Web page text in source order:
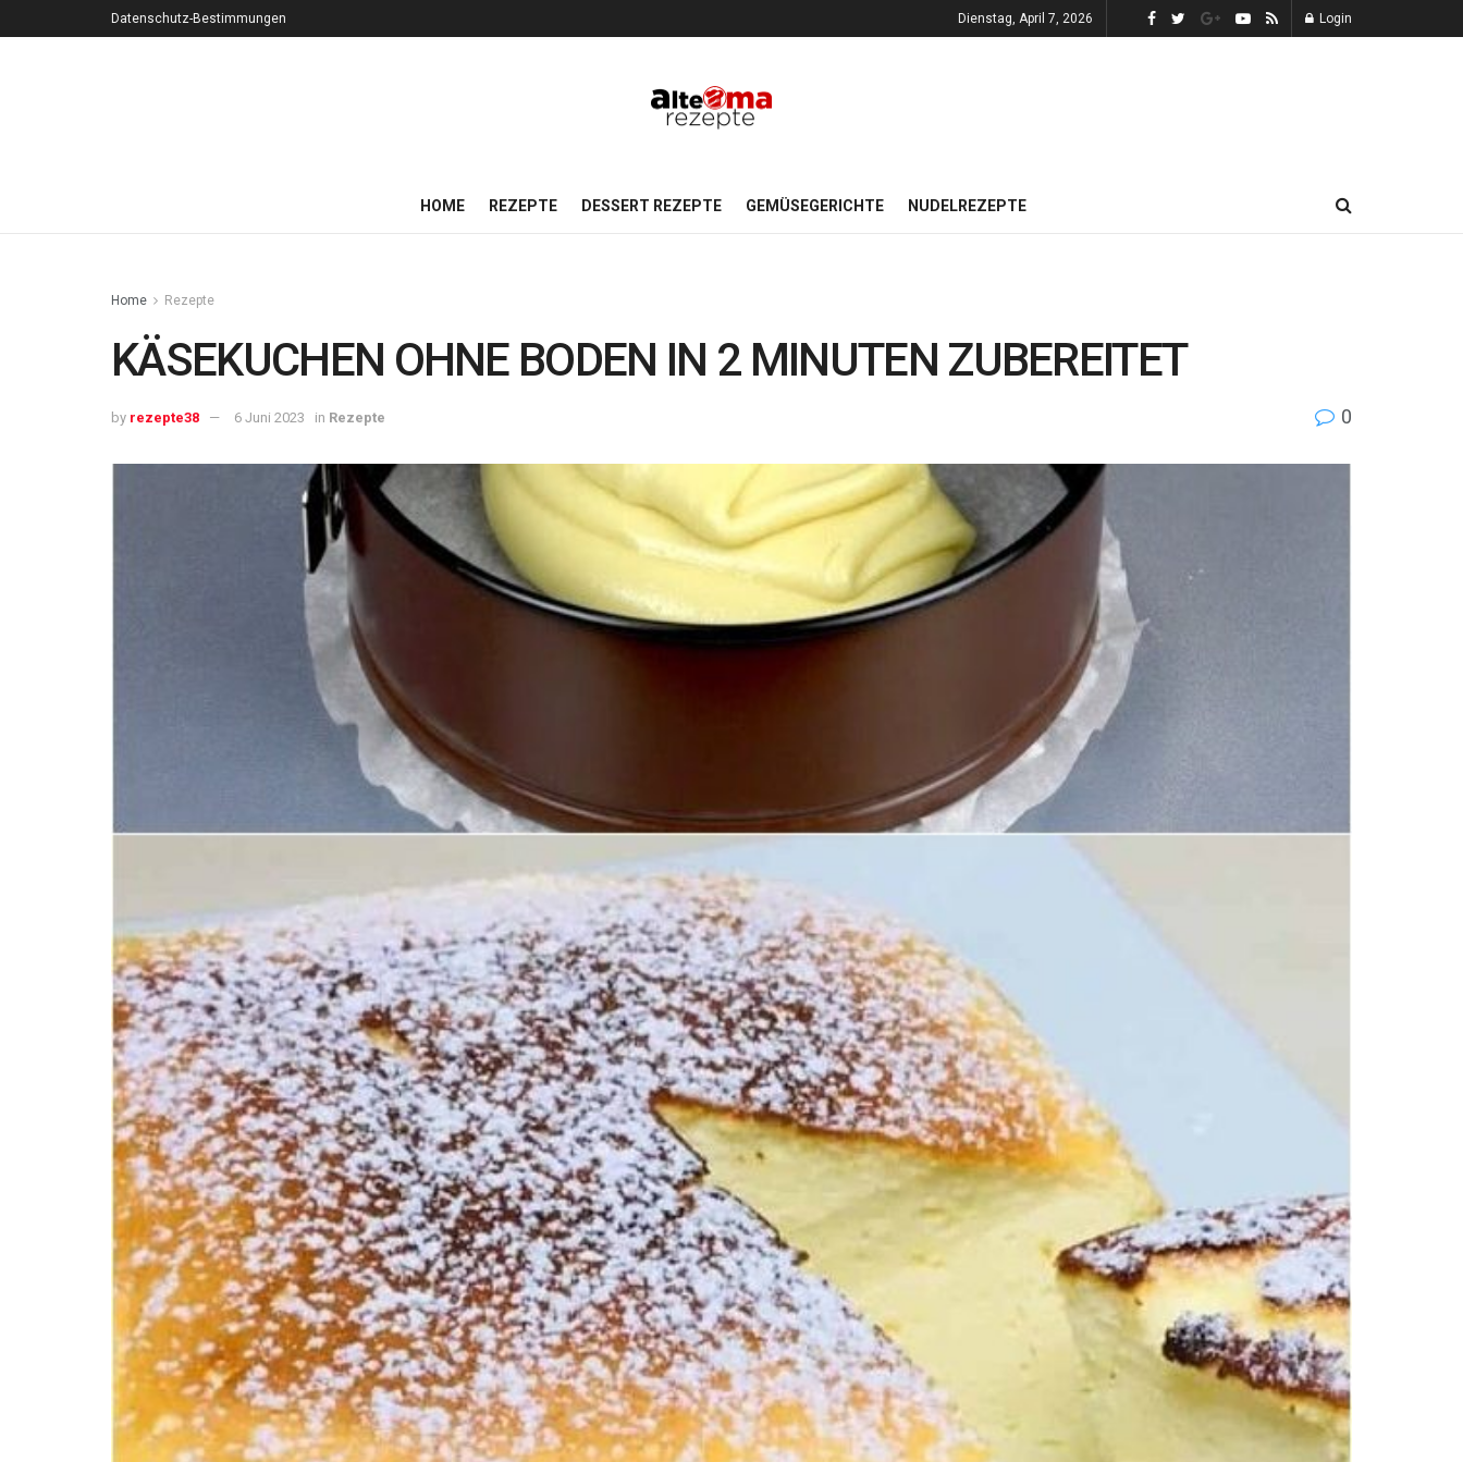
Datenschutz-Bestimmungen Dienstag, April 7, 2026 Login
HOME REZEPTE DESSERT REZEPTE GEMÜSEGERICHTE NUDELREZEPTE
Home Rezepte
KÄSEKUCHEN OHNE BODEN IN 2 MINUTEN ZUBEREITET
by rezepte38 6 Juni 2023 in Rezepte 0